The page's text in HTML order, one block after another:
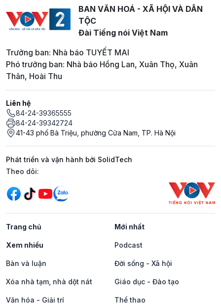
BAN VĂN HOÁ - XÃ HỘI VÀ DÂN
TỘC
Đài Tiếng nói Việt Nam
Trưởng ban: Nhà báo TUYẾT MAI
Phó trưởng ban: Nhà báo Hồng Lan, Xuân Thọ, Xuân
Thân, Hoài Thu
Liên hệ
84-24-39365555
84-24-39342724
41-43 phố Bà Triệu, phường Cửa Nam, TP. Hà Nội
Phát triển và vận hành bởi SolidTech
Mạng xã hội
Theo dõi:
Trang chủ Mới nhất
Xem nhiều Podcast
Bàn và luận Đời sống - Xã hội
Xóa nhà tạm, nhà dột nát Giáo dục - Đào tạo
Văn hóa - Giải trí Thể thao